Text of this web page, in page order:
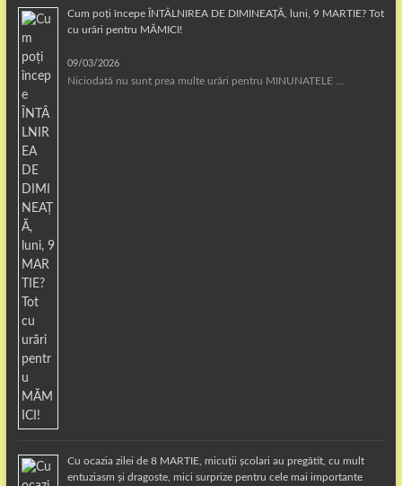
Cum poți începe ÎNTÂLNIREA DE DIMINEAȚĂ, luni, 9 MARTIE? Tot
cu urări pentru MĂMICI!
09/03/2026
Niciodată nu sunt prea multe urări pentru MINUNATELE …
Cu ocazia zilei de 8 MARTIE, micuții școlari au pregătit, cu mult
entuziasm și dragoste, mici surprize pentru cele mai importante